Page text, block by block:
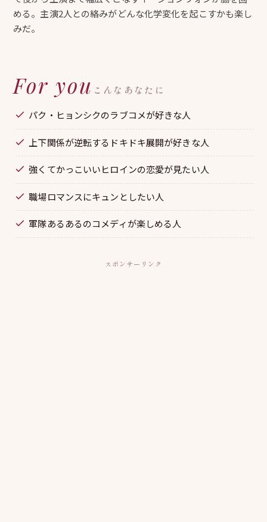
める。主演2人との絡みがどんな化学変化を起こすかも楽し
みだ。
For you こんなあなたに
パク・ヒョンシクのラブコメが好きな人
上下関係が逆転するドキドキ展開が好きな人
強くてかっこいいヒロインの恋愛が見たい人
職場ロマンスにキュンとしたい人
軍隊あるあるのコメディが楽しめる人
スポンサーリンク